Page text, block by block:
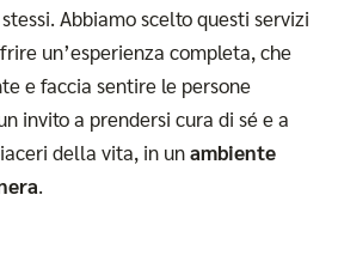
Abbiamo scelto questi servizi
un’esperienza completa, che
e faccia sentire le persone
invito a prendersi cura di sé e a
della vita, in unambiente
.